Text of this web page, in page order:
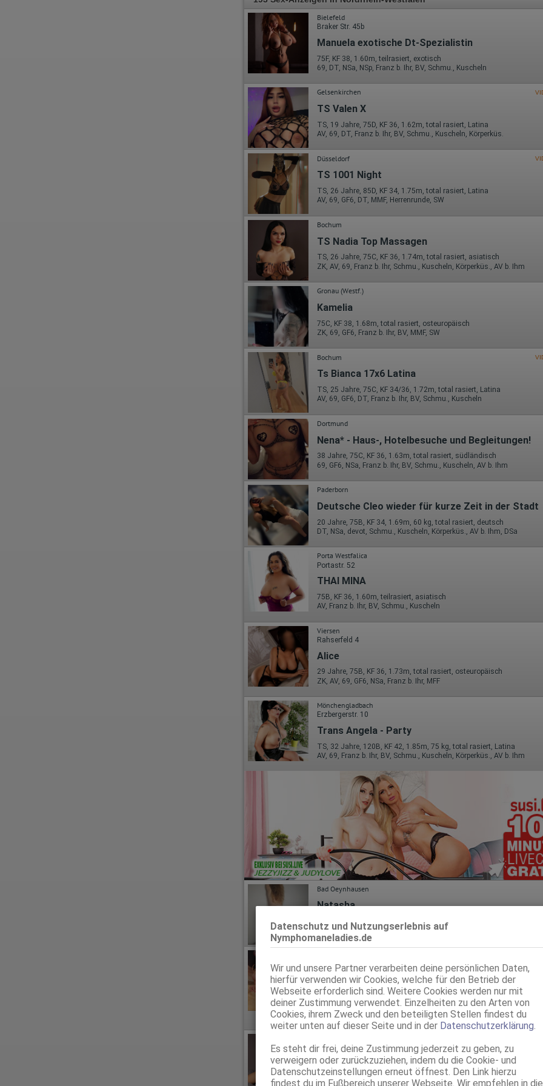
Datenschutz und Nutzungserlebnis auf
Nymphomaneladies.de
Wir und unsere Partner verarbeiten deine persönlichen Daten,
hierfür verwenden wir Cookies, welche für den Betrieb der
Webseite erforderlich sind. Weitere Cookies werden nur mit
deiner Zustimmung verwendet. Einzelheiten zu den Arten von
Cookies, ihrem Zweck und den beteiligten Stellen findest du
weiter unten auf dieser Seite und in der Datenschutzerklärung
Es steht dir frei, deine Zustimmung jederzeit zu geben, zu
verweigern oder zurückzuziehen, indem du die Cookie- und
Datenschutzeinstellungen erneut öffnest. Den Link hierzu
findest du im Fußbereich unserer Webseite. Wir empfehlen in die
Bielefeld
Braker Str. 45b
Manuela exotische Dt-Spezialistin
75F, KF 38, 1.60m, teilrasiert, exotisch
69, DT, NSa, NSp, Franz b. Ihr, BV, Schmu., Kuscheln
Gelsenkirchen
TS Valen X
TS, 19 Jahre, 75D, KF 36, 1.62m, total rasiert, Latina
AV, 69, DT, Franz b. Ihr, BV, Schmu., Kuscheln, Körperküs.
Düsseldorf
TS 1001 Night
TS, 26 Jahre, 85D, KF 34, 1.75m, total rasiert, Latina
AV, 69, GF6, DT, MMF, Herrenrunde, SW
Bochum
TS Nadia Top Massagen
TS, 26 Jahre, 75C, KF 36, 1.74m, total rasiert, asiatisch
ZK, AV, 69, Franz b. Ihr, Schmu., Kuscheln, Körperküs., AV b. Ihm
Gronau (Westf.)
Kamelia
75C, KF 38, 1.68m, total rasiert, osteuropäisch
ZK, 69, GF6, Franz b. Ihr, BV, MMF, SW
Bochum
Ts Bianca 17x6 Latina
TS, 25 Jahre, 75C, KF 34/36, 1.72m, total rasiert, Latina
AV, 69, GF6, DT, Franz b. Ihr, BV, Schmu., Kuscheln
Dortmund
Nena* - Haus-, Hotelbesuche und Begleitungen!
38 Jahre, 75C, KF 36, 1.63m, total rasiert, südländisch
69, GF6, NSa, Franz b. Ihr, BV, Schmu., Kuscheln, AV b. Ihm
Paderborn
Deutsche Cleo wieder für kurze Zeit in der Stadt
20 Jahre, 75B, KF 34, 1.69m, 60 kg, total rasiert, deutsch
DT, NSa, devot, Schmu., Kuscheln, Körperküs., AV b. Ihm, DSa
Porta Westfalica
Portastr. 52
THAI MINA
75B, KF 36, 1.60m, teilrasiert, asiatisch
AV, Franz b. Ihr, BV, Schmu., Kuscheln
Viersen
Rahserfeld 4
Alice
29 Jahre, 75B, KF 36, 1.73m, total rasiert, osteuropäisch
ZK, AV, 69, GF6, NSa, Franz b. Ihr, MFF
Mönchengladbach
Erzbergerstr. 10
Trans Angela - Party
TS, 32 Jahre, 120B, KF 42, 1.85m, 75 kg, total rasiert, Latina
AV, 69, Franz b. Ihr, BV, Schmu., Kuscheln, Körperküs., AV b. Ihm
Bad Oeynhausen
Natasha
22 Jahre, 70B, KF 34, 1.70m, total rasiert, osteuropäisch
69, GF6, NSa, Franz b. Ihr, Schmu., Kuscheln, Körperküs., DSa
Am Schüttenhof 2
Veronika
Erotik Club
41 Jahre, 80D, KF 36/38, 1.56m, 57 kg, total rasiert, osteuropäisch
ZK, 69, DT, NSp, Franz b. Ihr, BV, MFF
Iris
20 Jahre, 75B, KF 34/36, 1.70m, 55 kg, total rasiert, Latina
ZK, 69, GF6, Franz b. Ihr, BV, Schmu., Kuscheln, Körperküs.